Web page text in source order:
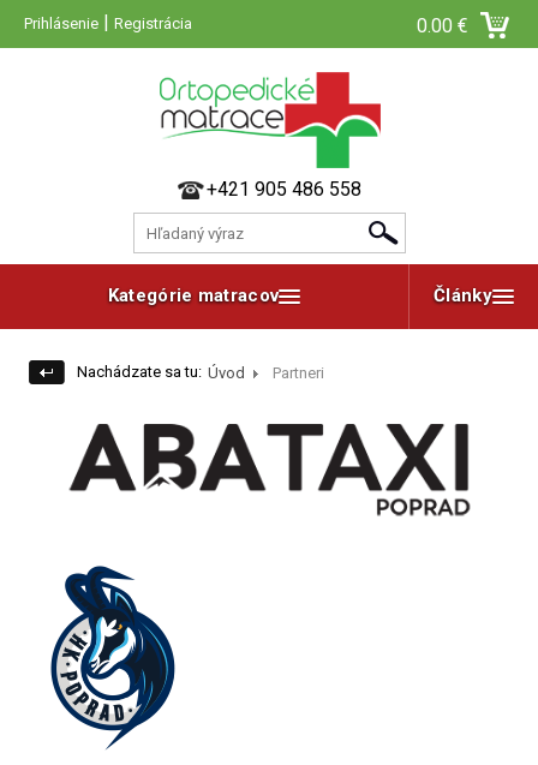
Prihlásenie | Registrácia 0.00 €
+421 905 486 558
Články
Kategórie matracov
Nachádzate sa tu: Úvod Partneri